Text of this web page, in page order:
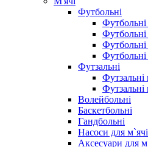
Футбольні
Футбольні
Футбольні
Футзальні
Футзальні
Футзальні
Волейбольні
Баскетбольні
Гандбольні
Насоси для
Аксесуари для